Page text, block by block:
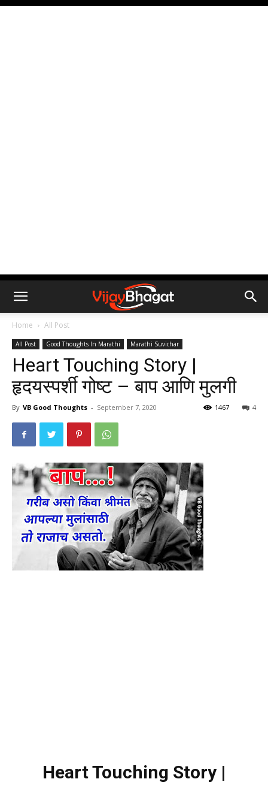
Home All Post
All Post Good Thoughts In Marathi Marathi Suvichar
Heart Touching Story |
हृदयस्पर्शी गोष्ट – बाप आणि मुलगी
By VB Good Thoughts - September 7, 2020 4
1467
Heart Touching Story |